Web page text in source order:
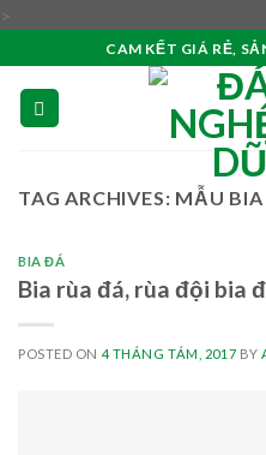
>
content
CAM KẾT GIÁ RẺ,
TAG ARCHIVES: MẪU
BIA ĐÁ
Bia rùa đá, rùa đội bia
POSTED ON 4 THÁNG TÁM, 2017 BY